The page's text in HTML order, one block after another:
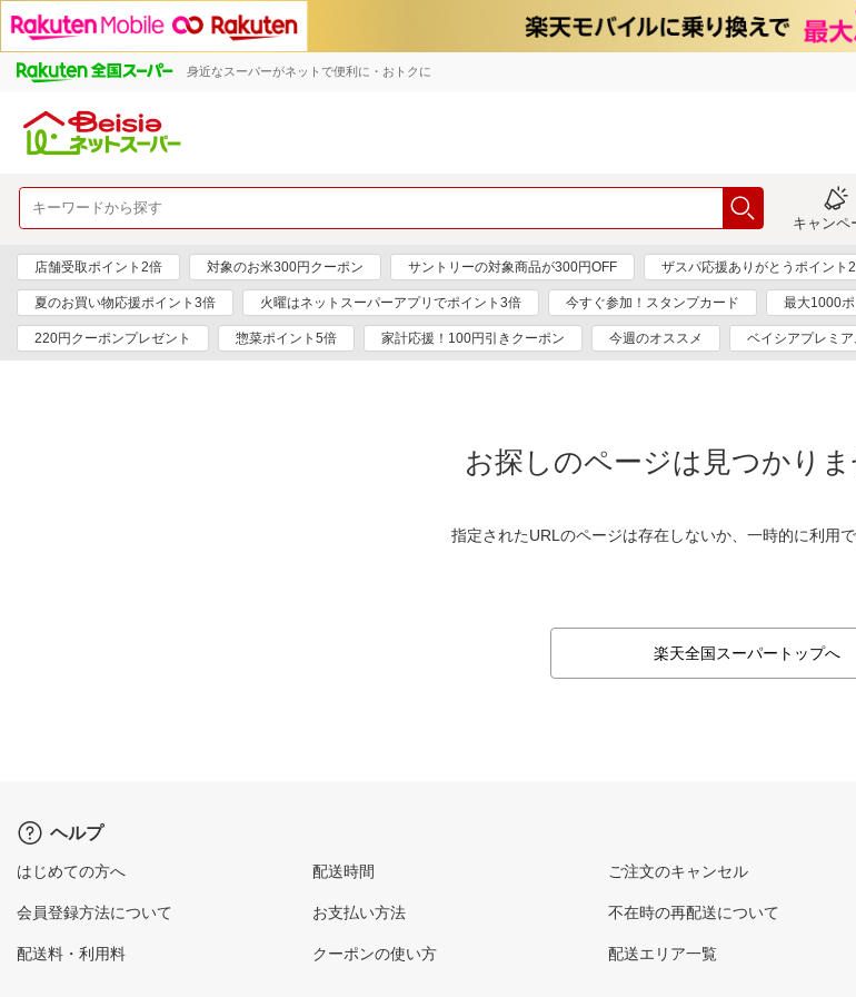
身近なスーパーがネットで便利に・おトクに
キャンペ
店舗受取ポイント2倍 対象のお米300円クーポン サントリーの対象商品が300円OFF ザスパ応援ありがとうポイント
夏のお買い物応援ポイント3倍 火曜はネットスーパーアプリでポイント3倍 今すぐ参加！スタンプカード 最大1000ポ
220円クーポンプレゼント 惣菜ポイント5倍 家計応援！100円引きクーポン 今週のオススメ ベイシアプレミア
お探しのページは見つかりま
指定されたURLのページは存在しないか、一時的に利用
楽天全国スーパートップへ
ヘルプ
はじめての方へ
会員登録方法について
配送料・利用料
配送時間
お支払い方法
クーポンの使い方
ご注文のキャンセル
不在時の再配送について
配送エリア一覧